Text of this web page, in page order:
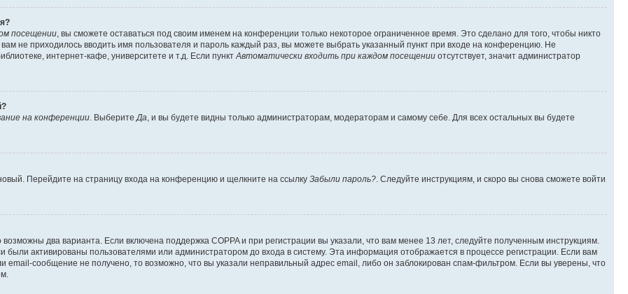
посещении , вы сможете оставаться под своим именем на конференции только некоторое ограниченное время. Это сделано для того, чтобы никто
не приходилось вводить имя пользователя и пароль каждый раз, вы можете выбрать указанный пункт при входе на конференцию. Не
интернет-кафе, университете и т.д. Если пункт Автоматически входить при каждом посещении отсутствует, значит администратор
на конференции . Выберите Да , и вы будете видны только администраторам, модераторам и самому себе. Для всех остальных вы будете
Перейдите на страницу входа на конференцию и щелкните на ссылку Забыли пароль? . Следуйте инструкциям, и скоро вы снова сможете войти
два варианта. Если включена поддержка COPPA и при регистрации вы указали, что вам менее 13 лет, следуйте полученным инструкциям.
активированы пользователями или администратором до входа в систему. Эта информация отображается в процессе регистрации. Если вам
сообщение не получено, то возможно, что вы указали неправильный адрес email, либо он заблокирован спам-фильтром. Если вы уверены, что